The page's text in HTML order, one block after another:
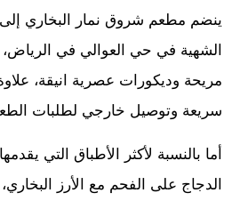
ينضم مطعم شروق نمار البخاري
الشهية في حي العوالي في الرياض،
مريحة وديكورات عصرية انيقة،
سريعة وتوصيل خارجي لطلبات
أما بالنسبة لأكثر الأطباق التي
الدجاج على الفحم مع الأرز